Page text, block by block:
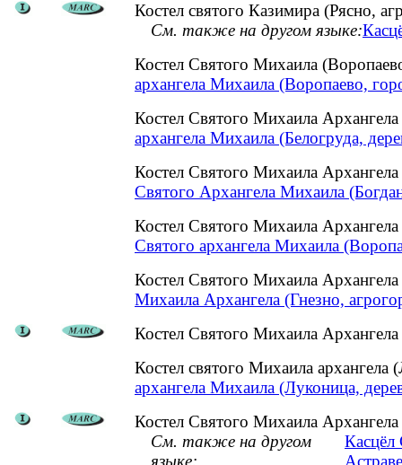
Костел святого Казимира (Рясно,
См. также на другом языке:
Костел Святого Михаила
архангела Михаила (Воропаево,
Костел Святого Михаила
архангела Михаила (Белогруда,
Костел Святого Михаила
Святого Архангела Михаила
Костел Святого Михаила
Святого архангела Михаила
Костел Святого Михаила
Михаила Архангела (Гнезно,
Костел Святого Михаила
Костел святого Михаила
архангела Михаила (Луконица,
Костел Святого Михаила
См. также на другом
Касцёл